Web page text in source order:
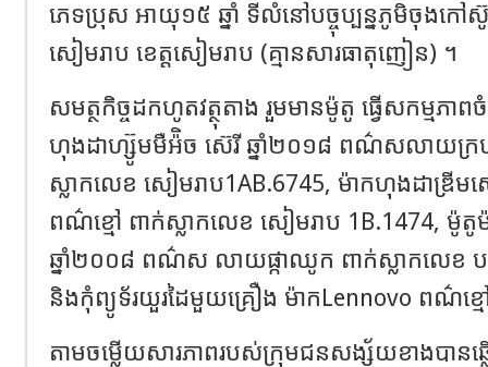
ភេទប្រុស អាយុ១៥ ឆ្នាំ ទីលំនៅបច្ចុប្បន្នភូមិចុងកៅស៊ូ
សៀមរាប ខេត្តសៀមរាប (គ្មានសារធាតុញៀន) ។
សមត្ថកិច្ចដកហូតវត្ថុតាង រួមមានម៉ូតូ ធ្វើសកម្មភា
ហុងដាហ្ស៊ូមមឺអ៉ិច ស៊េរី ឆ្នាំ២០១៨ ពណ៌សលាយក្រហ
ស្លាកលេខ សៀមរាប1AB.6745, ម៉ាកហុងដាឌ្រីម
ពណ៌ខ្មៅ ពាក់ស្លាកលេខ សៀមរាប 1B.1474, ម៉ូ
ឆ្នាំ២០០៨ ពណ៌ស លាយផ្កាឈូក ពាក់ស្លាកលេខ ប
និងកុំព្យូទ័រយួរដៃមួយគ្រឿង ម៉ាកLennovo ពណ៌ខ្
តាមចម្លើយសារភាពរបស់ក្រុមជនសង្ស័យខាងបាន